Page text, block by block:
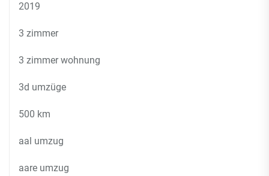
2019
3 zimmer
3 zimmer wohnung
3d umzüge
500 km
aal umzug
aare umzug